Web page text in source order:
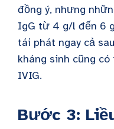
đồng ý, nhưng
IgG từ 4 g/l đến 6
tái phát ngay cả
kháng sinh cũng
IVIG.
Bước 3: